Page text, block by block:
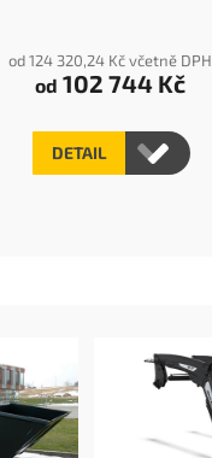
od 124 320,24 Kč včetně DPH
od 102 744 Kč
DETAIL